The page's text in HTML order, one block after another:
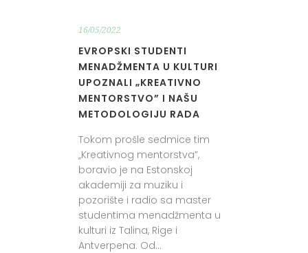
16/05/2022
EVROPSKI STUDENTI
MENADŽMENTA U KULTURI
UPOZNALI „KREATIVNO
MENTORSTVO” I NAŠU
METODOLOGIJU RADA
Tokom prošle sedmice tim
„Kreativnog mentorstva”,
boravio je na Estonskoj
akademiji za muziku i
pozorište i radio sa master
studentima menadžmenta u
kulturi iz Talina, Rige i
Antverpena. Od